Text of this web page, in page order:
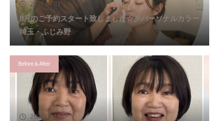
2026.08.01
8月のご予約スタート致しました☆彡パーソナルカラー
埼玉・ふじみ野
Before＆After
2026.07.15